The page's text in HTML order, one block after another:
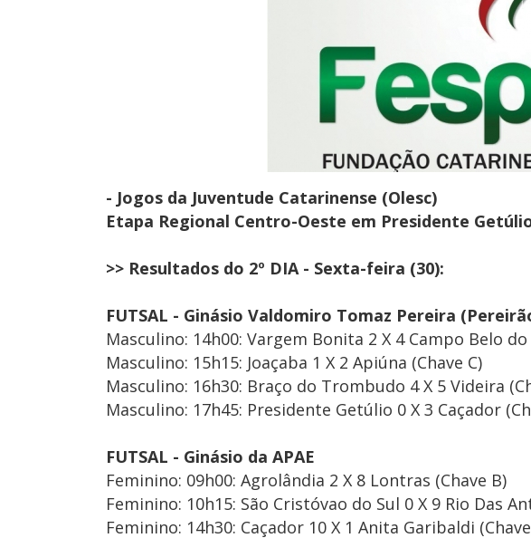
- Jogos da Juventude Catarinense (Olesc)
Etapa Regional Centro-Oeste em Presidente
>> Resultados do 2º DIA - Sexta-feira (30):
FUTSAL - Ginásio Valdomiro Tomaz Pereira
Masculino: 14h00: Vargem Bonita 2 X 4 Campo Belo do
Masculino: 15h15: Joaçaba 1 X 2 Apiúna (Chave C)
Masculino: 16h30: Braço do Trombudo 4 X 5 Videira
Masculino: 17h45: Presidente Getúlio 0 X 3 Caçador
FUTSAL - Ginásio da APAE
Feminino: 09h00: Agrolândia 2 X 8 Lontras (Chave B)
Feminino: 10h15: São Cristóvao do Sul 0 X 9 Rio Das
Feminino: 14h30: Caçador 10 X 1 Anita Garibaldi